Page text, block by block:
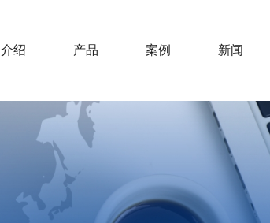
介绍 产品 案例 新闻